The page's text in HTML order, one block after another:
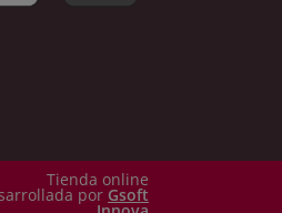
Tienda online
por Gsoft